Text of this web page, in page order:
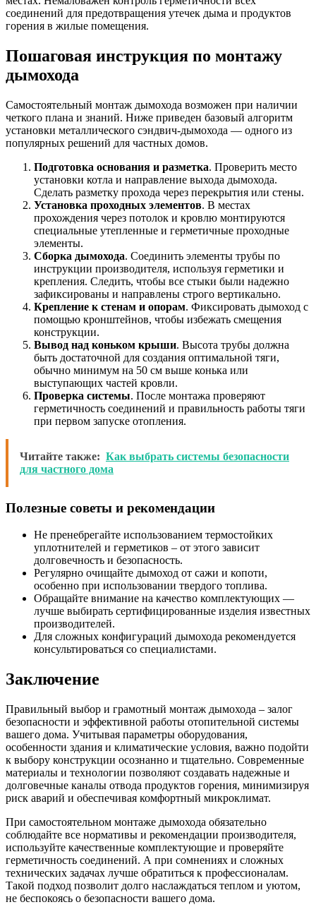
соединений для предотвращения утечек дыма и продуктов
горения в жилые помещения.
Пошаговая инструкция по монтажу
дымохода
Самостоятельный монтаж дымохода возможен при наличии
четкого плана и знаний. Ниже приведен базовый алгоритм
установки металлического сэндвич-дымохода — одного из
популярных решений для частных домов.
Подготовка основания и разметка. Проверить место
установки котла и направление выхода дымохода.
Сделать разметку прохода через перекрытия или стены.
Установка проходных элементов. В местах
прохождения через потолок и кровлю монтируются
специальные утепленные и герметичные проходные
элементы.
Сборка дымохода. Соединить элементы трубы по
инструкции производителя, используя герметики и
крепления. Следить, чтобы все стыки были надежно
зафиксированы и направлены строго вертикально.
Крепление к стенам и опорам. Фиксировать дымоход с
помощью кронштейнов, чтобы избежать смещения
конструкции.
Вывод над коньком крыши. Высота трубы должна
быть достаточной для создания оптимальной тяги,
обычно минимум на 50 см выше конька или
выступающих частей кровли.
Проверка системы. После монтажа проверяют
герметичность соединений и правильность работы тяги
при первом запуске отопления.
Читайте также: Как выбрать системы безопасности
для частного дома
Полезные советы и рекомендации
Не пренебрегайте использованием термостойких
уплотнителей и герметиков – от этого зависит
долговечность и безопасность.
Регулярно очищайте дымоход от сажи и копоти,
особенно при использовании твердого топлива.
Обращайте внимание на качество комплектующих —
лучше выбирать сертифицированные изделия известных
производителей.
Для сложных конфигураций дымохода рекомендуется
консультироваться со специалистами.
Заключение
Правильный выбор и грамотный монтаж дымохода – залог
безопасности и эффективной работы отопительной системы
вашего дома. Учитывая параметры оборудования,
особенности здания и климатические условия, важно подойти
к выбору конструкции осознанно и тщательно. Современные
материалы и технологии позволяют создавать надежные и
долговечные каналы отвода продуктов горения, минимизируя
риск аварий и обеспечивая комфортный микроклимат.
При самостоятельном монтаже дымохода обязательно
соблюдайте все нормативы и рекомендации производителя,
используйте качественные комплектующие и проверяйте
герметичность соединений. А при сомнениях и сложных
технических задачах лучше обратиться к профессионалам.
Такой подход позволит долго наслаждаться теплом и уютом,
не беспокоясь о безопасности вашего дома.